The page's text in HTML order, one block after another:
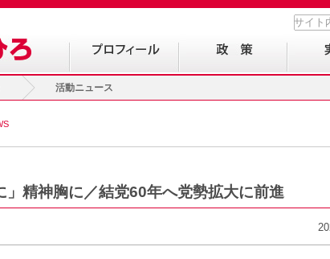
活動ニュース
」精神胸に／結党60年へ党勢拡大に前進